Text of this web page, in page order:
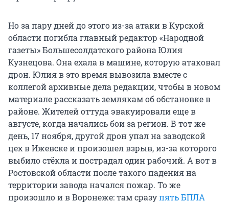
Но за пару дней до этого из-за атаки в Курской
области погибла главный редактор «Народной
газеты» Большесолдатского района Юлия
Кузнецова. Она ехала в машине, которую атаковал
дрон. Юлия в это время вывозила вместе с
коллегой архивные дела редакции, чтобы в новом
материале рассказать землякам об обстановке в
районе. Жителей оттуда эвакуировали еще в
августе, когда начались бои за регион. В тот же
день, 17 ноября, другой дрон упал на заводской
цех в Ижевске и произошел взрыв, из-за которого
выбило стёкла и пострадал один рабочий. А вот в
Ростовской области после такого падения на
территории завода начался пожар. То же
произошло и в Воронеже: там сразупять БПЛА